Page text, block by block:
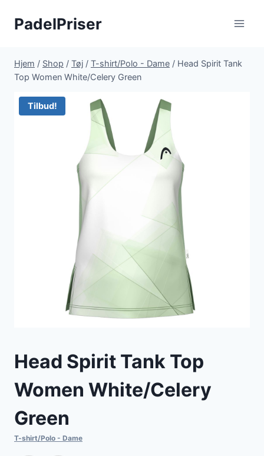
PadelPriser
Hjem / Shop / Tøj / T-shirt/Polo - Dame / Head Spirit Tank
Top Women White/Celery Green
Tilbud!
Head Spirit Tank Top
Women White/Celery
Green
T-shirt/Polo - Dame